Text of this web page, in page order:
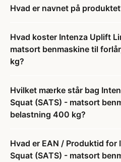
Hvad er navnet på
Hvad koster Intenza Uplift
matsort benmaskine til
kg?
Hvilket mærke står bag
Squat (SATS) - matsort
belastning 400 kg?
Hvad er EAN / Produktid for
Squat (SATS) - matsort